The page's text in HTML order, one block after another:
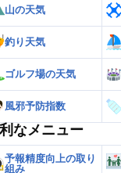
山の天気
釣り天気
ゴルフ場の天気
風邪予防指数
なメニュー
予報精度向上の取り
組み